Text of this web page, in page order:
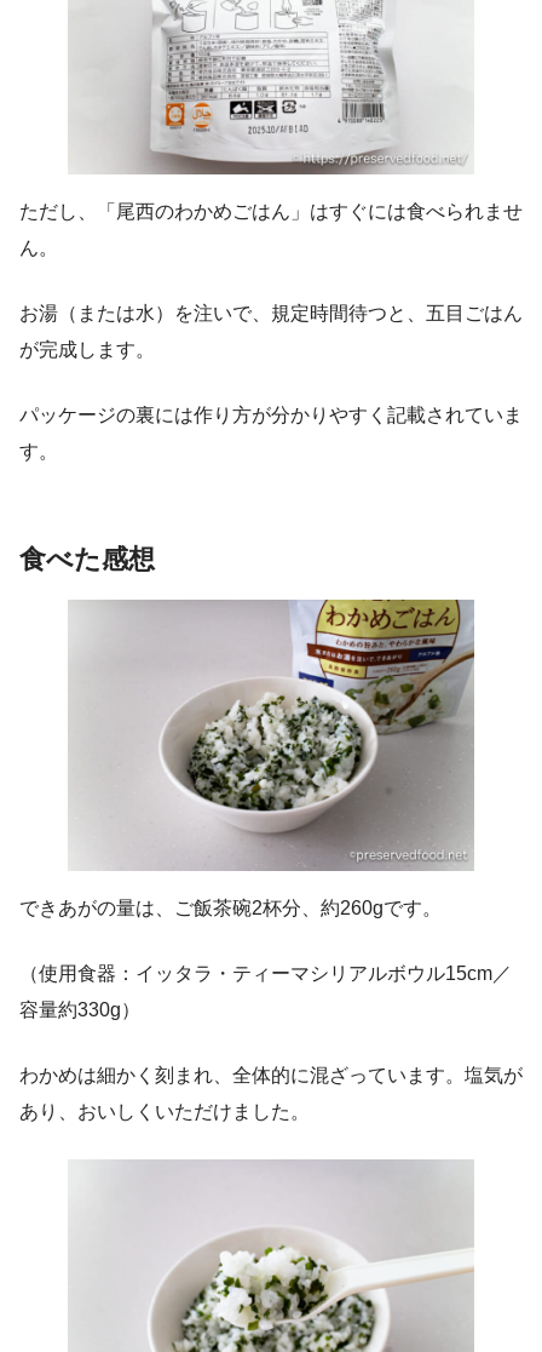
ただし、「尾西のわかめごはん」はすぐには食べられませ
ん。
お湯（または水）を注いで、規定時間待つと、五目ごはん
が完成します。
パッケージの裏には作り方が分かりやすく記載されていま
す。
食べた感想
できあがの量は、ご飯茶碗2杯分、約260gです。
（使用食器：イッタラ・ティーマシリアルボウル15cm／
容量約330g）
わかめは細かく刻まれ、全体的に混ざっています。塩気が
あり、おいしくいただけました。